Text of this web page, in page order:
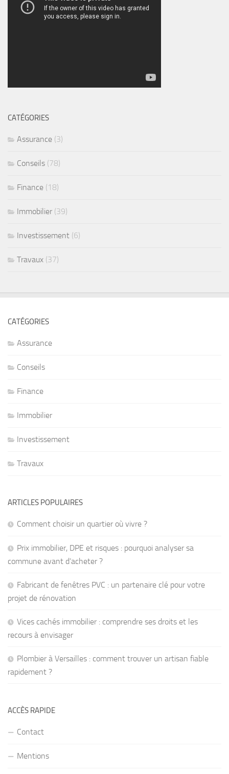
CATÉGORIES
Assurance (3)
Conseils (78)
Finance (18)
Immobilier (39)
Investissement (6)
Travaux (37)
CATÉGORIES
Assurance
Conseils
Finance
Immobilier
Investissement
Travaux
ARTICLES POPULAIRES
Comment choisir un quartier où vivre ?
Prix immobilier, DPE et risques : pourquoi analyser sa
commune avant d’acheter ?
Fabricant de fenêtres PVC : un partenaire clé pour votre
projet de rénovation
Vices cachés immobilier : comprendre ses droits et les
recours à envisager
Plombier à Versailles : comment trouver un artisan fiable
rapidement ?
ACCÈS RAPIDE
Contact
Mentions